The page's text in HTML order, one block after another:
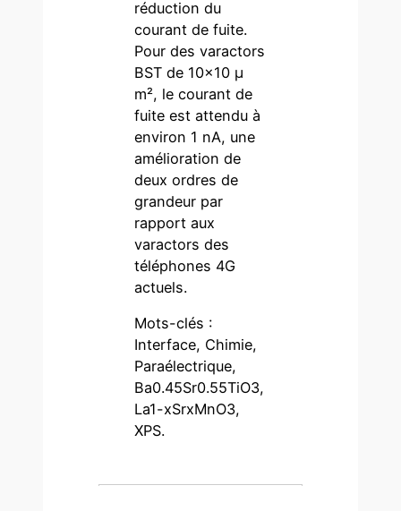
réduction du
courant de fuite.
Pour des varactors
BST de 10×10 μ
m², le courant de
fuite est attendu à
environ 1 nA, une
amélioration de
deux ordres de
grandeur par
rapport aux
varactors des
téléphones 4G
actuels.
Mots-clés :
Interface, Chimie,
Paraélectrique,
Ba0.45Sr0.55TiO3,
La1-xSrxMnO3,
XPS.